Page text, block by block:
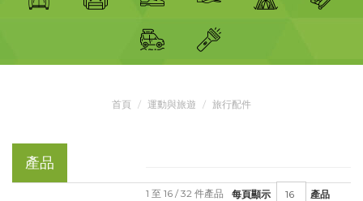
首頁 運動與旅遊 旅行配件
產品
每頁顯示 產品
1 至 16 / 32 件產品